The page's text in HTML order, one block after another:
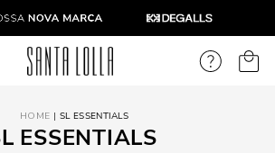
SL ESSENTIALS
ESSENTIALS